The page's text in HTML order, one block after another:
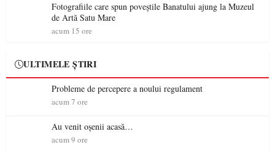
Fotografiile care spun poveștile Banatului ajung la Muzeul
de Artă Satu Mare
acum 15 ore
ULTIMELE ȘTIRI
Probleme de percepere a noului regulament
acum 7 ore
Au venit oșenii acasă…
acum 9 ore